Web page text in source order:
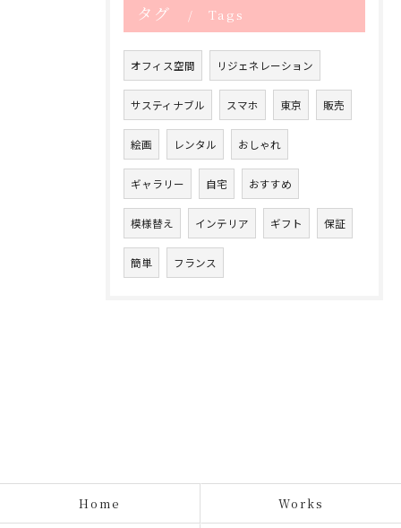
タグ Tags
オフィス空間 リジェネレーション
サスティナブル スマホ 東京 販売
絵画 レンタル おしゃれ
ギャラリー 自宅 おすすめ
模様替え インテリア ギフト 保証
簡単 フランス
Home Works